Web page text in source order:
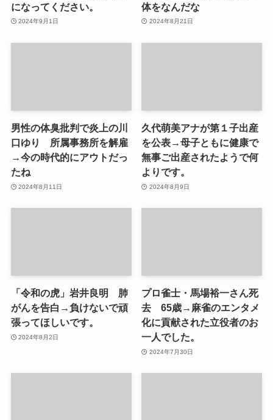
になってください。
2024年9月1日
体をなんだな
2024年8月21日
男性の体臭批判で炎上の川
口ゆり 所属事務所を解雇
→今の時代的にアウトだっ
たね
2024年8月11日
久代萌美アナが第１子出産
を公表→母子ともに健康で
無事ご出産されたようで何
よりです。
2024年8月9日
「令和の虎」岩井良明 肺
がんを告白→負けないで頑
張ってほしいです。
2024年8月2日
プロ雀士・馬場裕一さん死
去 65歳→麻雀のエンタメ
化に貢献された立役者のお
一人でした。
2024年7月30日